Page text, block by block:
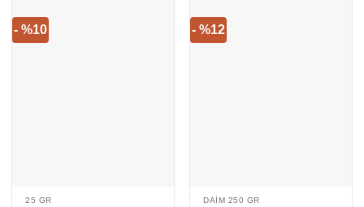
- %10
25 GR
- %12
DAIM 250 GR